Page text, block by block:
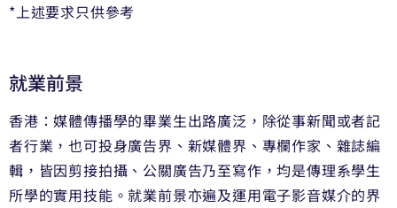
*上述要求只供參考
就業前景
香港：媒體傳播學的畢業生出路廣泛，除從事新聞或者記
者行業，也可投身廣告界、新媒體界、專欄作家、雜誌編
輯，皆因剪接拍攝、公關廣告乃至寫作，均是傳理系學生
所學的實用技能。就業前景亦遍及運用電子影音媒介的界